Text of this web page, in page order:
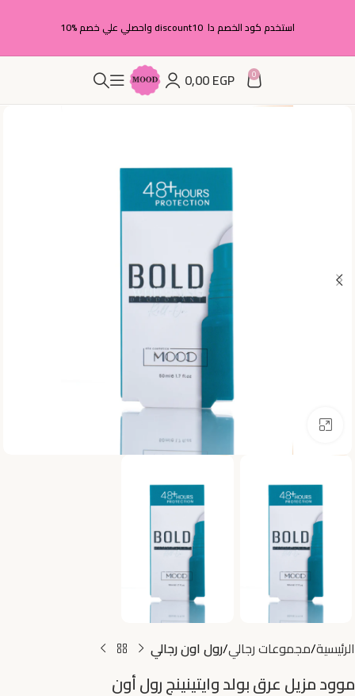
استخدم كود الخصم دا discount10 واحصلي علي خصم %10
0
0,00EGP
الرئيسية مجموعات رجالي رول اون رجالي
موود مزيل عرق بولد وايتينينج رول أون